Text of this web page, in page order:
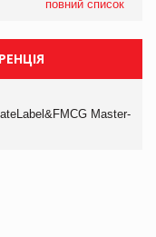
повний список
Master-